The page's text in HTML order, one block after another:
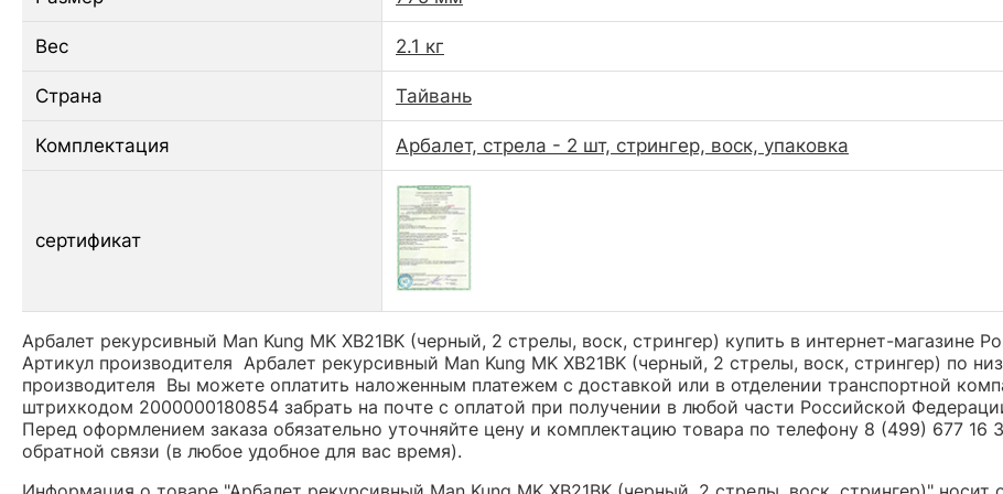
Вес 2.1 кг
Страна Тайвань
Комплектация Арбалет, стрела - 2 шт, стрингер, воск, упаковка
сертификат
Арбалет рекурсивный Man Kung MK XB21BK (черный, 2 стрелы, воск, стрингер) купить в интернет-магазине
Артикул производителя Арбалет рекурсивный Man Kung MK XB21BK (черный, 2 стрелы, воск, стрингер) по
производителя Вы можете оплатить наложенным платежем с доставкой или в отделении транспортной
штрихкодом 2000000180854 забрать на почте с оплатой при получении в любой части Российской
Перед оформлением заказа обязательно уточняйте цену и комплектацию товара по телефону 8 (499) 677
обратной связи (в любое удобное для вас время).